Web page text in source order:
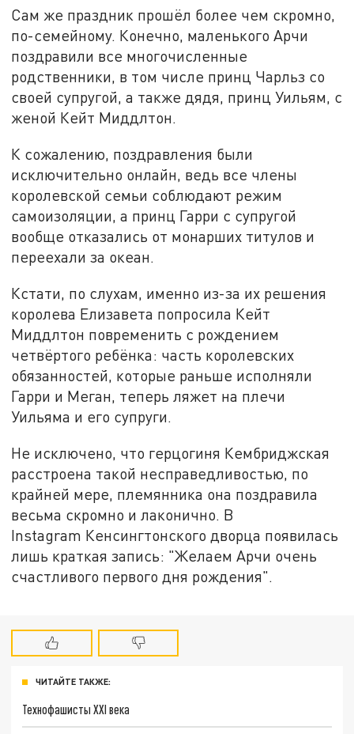
Сам же праздник прошёл более чем скромно,
по-семейному. Конечно, маленького Арчи
поздравили все многочисленные
родственники, в том числе принц Чарльз со
своей супругой, а также дядя, принц Уильям, с
женой Кейт Миддлтон.
К сожалению, поздравления были
исключительно онлайн, ведь все члены
королевской семьи соблюдают режим
самоизоляции, а принц Гарри с супругой
вообще отказались от монарших титулов и
переехали за океан.
Кстати, по слухам, именно из-за их решения
королева Елизавета попросила Кейт
Миддлтон повременить с рождением
четвёртого ребёнка: часть королевских
обязанностей, которые раньше исполняли
Гарри и Меган, теперь ляжет на плечи
Уильяма и его супруги.
Не исключено, что герцогиня Кембриджская
расстроена такой несправедливостью, по
крайней мере, племянника она поздравила
весьма скромно и лаконично. В
Instagram Кенсингтонского дворца появилась
лишь краткая запись: "Желаем Арчи очень
счастливого первого дня рождения".
ЧИТАЙТЕ ТАКЖЕ:
Технофашисты XXI века